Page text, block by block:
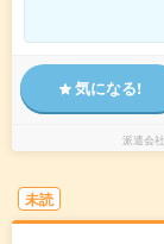
気になる!
派遣会社
未読